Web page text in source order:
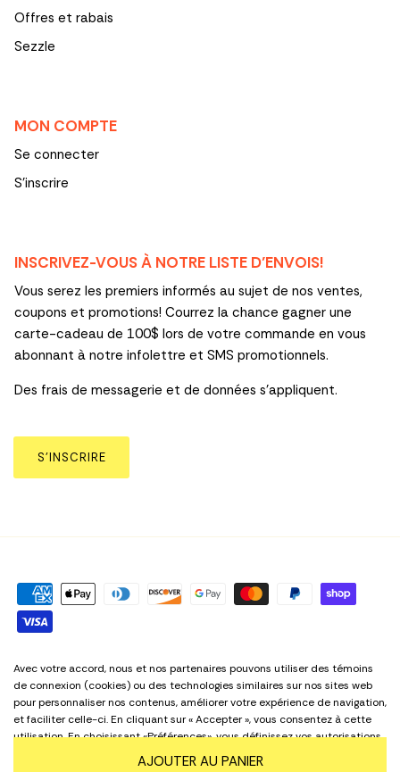
AJOUTER AU PANIER
Offres et rabais
Sezzle
MON COMPTE
Se connecter
S'inscrire
INSCRIVEZ-VOUS À NOTRE LISTE D’ENVOIS!
Vous serez les premiers informés au sujet de nos ventes,
coupons et promotions! Courrez la chance gagner une
carte-cadeau de 100$ lors de votre commande en vous
abonnant à notre infolettre et SMS promotionnels.
Des frais de messagerie et de données s’appliquent.
S’INSCRIRE
Politique sur la Vie Privée
Termes et conditions
Préférences relatives aux cookies
Langue
Avec votre accord, nous et nos partenaires pouvons utiliser des témoins
de connexion (cookies) ou des technologies similaires sur nos sites web
pour personnaliser nos contenus, améliorer votre expérience de navigation,
et faciliter celle-ci. En cliquant sur « Accepter », vous consentez à cette
utilisation. En choisissant «Préférences», vous définissez vos autorisations.
Pour obtenir plus de détails, consultez notre Politique de confidentialité